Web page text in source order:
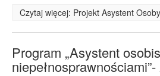
Czytaj więcej: Projekt Asystent
Program „Asystent